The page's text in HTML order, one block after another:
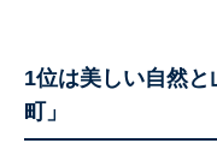
1位は美しい自然
町」